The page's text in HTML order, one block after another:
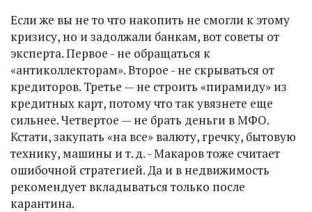
Если же вы не то что накопить не смогли к этому
кризису, но и задолжали банкам, вот советы от
эксперта. Первое - не обращаться к
«антиколлекторам». Второе - не скрываться от
кредиторов. Третье — не строить «пирамиду» из
кредитных карт, потому что так увязнете еще
сильнее. Четвертое — не брать деньги в МФО.
Кстати, закупать «на все» валюту, гречку, бытовую
технику, машины и т. д. - Макаров тоже считает
ошибочной стратегией. Да и в недвижимость
рекомендует вкладываться только после
карантина.